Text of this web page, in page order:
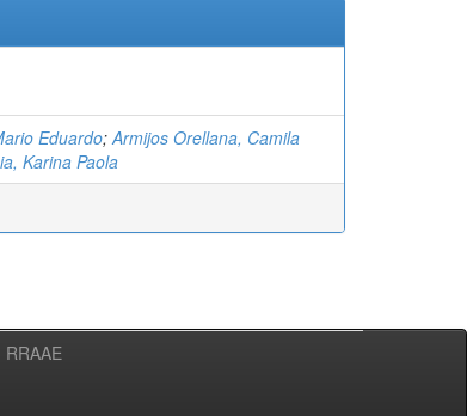
Eduardo;Armijos Orellana, Camila
Karina Paola